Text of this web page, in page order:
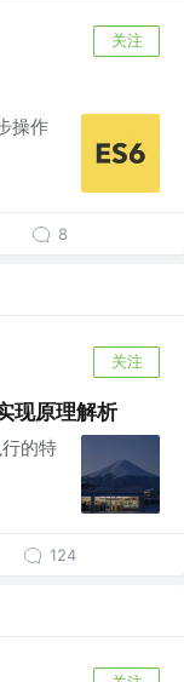
关注
操作
8
关注
原理解析
的特
124